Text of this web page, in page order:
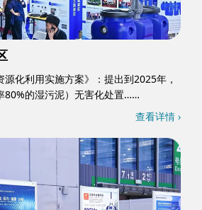
源化利用实施方案》：提出到2025年，
80%的湿污泥）无害化处置……
查看详情 ›